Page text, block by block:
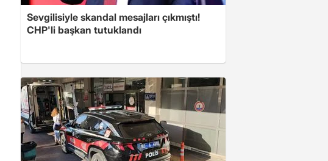
Sevgilisiyle skandal mesajları çıkmıştı!
CHP'li başkan tutuklandı